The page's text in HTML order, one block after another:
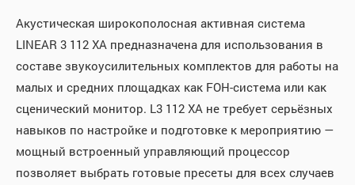
Акустическая широкополосная активная система
LINEAR 3 112 XA предназначена для использования в
составе звукоусилительных комплектов для работы на
малых и средних площадках как FOH-система или как
сценический монитор. L3 112 XA не требует серьёзных
навыков по настройке и подготовке к мероприятию —
мощный встроенный управляющий процессор
позволяет выбрать готовые пресеты для всех случаев